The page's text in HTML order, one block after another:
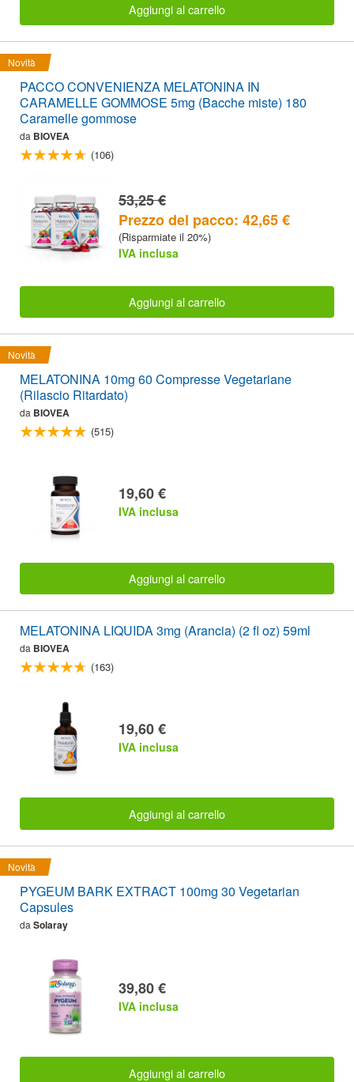
Aggiungi al carrello
Novità
PACCO CONVENIENZA MELATONINA IN
CARAMELLE GOMMOSE 5mg (Bacche miste) 180
Caramelle gommose
da BIOVEA
(106)
53,25 €
Prezzo del pacco: 42,65 €
(Risparmiate il 20%)
IVA inclusa
Aggiungi al carrello
Novità
MELATONINA 10mg 60 Compresse Vegetariane
(Rilascio Ritardato)
da BIOVEA
(515)
19,60 €
IVA inclusa
Aggiungi al carrello
MELATONINA LIQUIDA 3mg (Arancia) (2 fl oz) 59ml
da BIOVEA
(163)
19,60 €
IVA inclusa
Aggiungi al carrello
Novità
PYGEUM BARK EXTRACT 100mg 30 Vegetarian
Capsules
da Solaray
39,80 €
IVA inclusa
Aggiungi al carrello